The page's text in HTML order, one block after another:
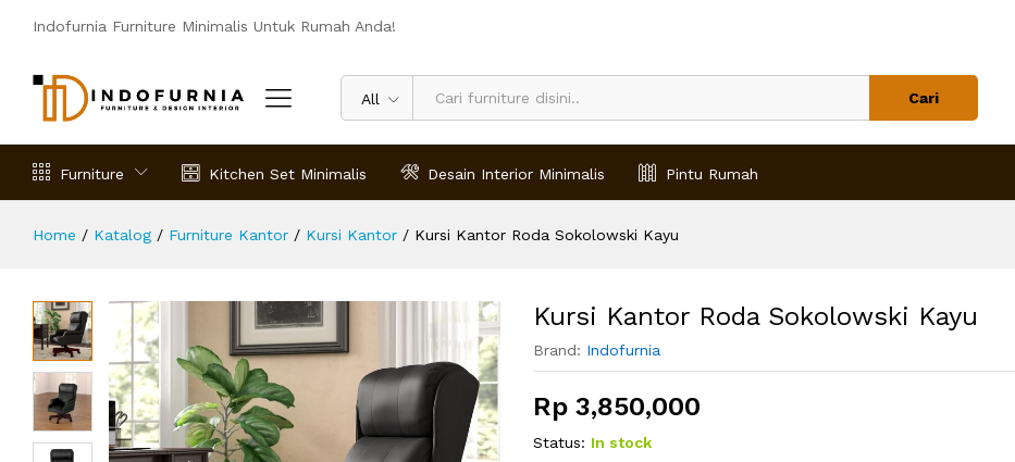
Indofurnia Furniture Minimalis Untuk Rumah Anda!
All Cari
Furniture Kitchen Set Minimalis Desain Interior Minimalis Pintu Rumah
Home / Katalog / Furniture Kantor / Kursi Kantor / Kursi Kantor Roda Sokolowski Kayu
Kursi Kantor Roda Sokolowski Kayu
Brand: Indofurnia
Rp3,850,000
Status: In stock
Deskripsi Spesifikasi Ulasan (0)